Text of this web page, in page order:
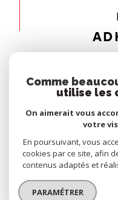
© 2026 | TOUS DROITS
MENTIONS LÉGALES
Comme
utilise les
On aimerait vous
votre
En poursuivant, vous
cookies par ce site, afin
contenus adaptés et
PARAMÉTRER